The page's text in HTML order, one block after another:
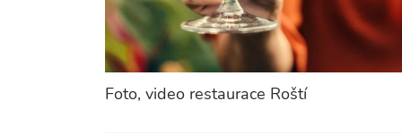
Foto, video restaurace Roští